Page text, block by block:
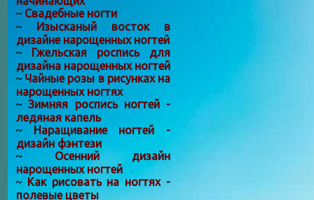
~ Свадебные ногти
~ Изысканый восток в
дизайне нарощенных ногтей
~ Гжельская роспись для
дизайна нарощенных ногтей
~ Чайные розы в рисунках на
нарощенных ногтях
~Зимняя роспись ногтей -
ледяная капель
~ Наращивание ногтей -
дизайн фэнтези
~ Осенний дизайн
нарощенных ногтей
~ Как рисовать на ногтях -
полевые цветы